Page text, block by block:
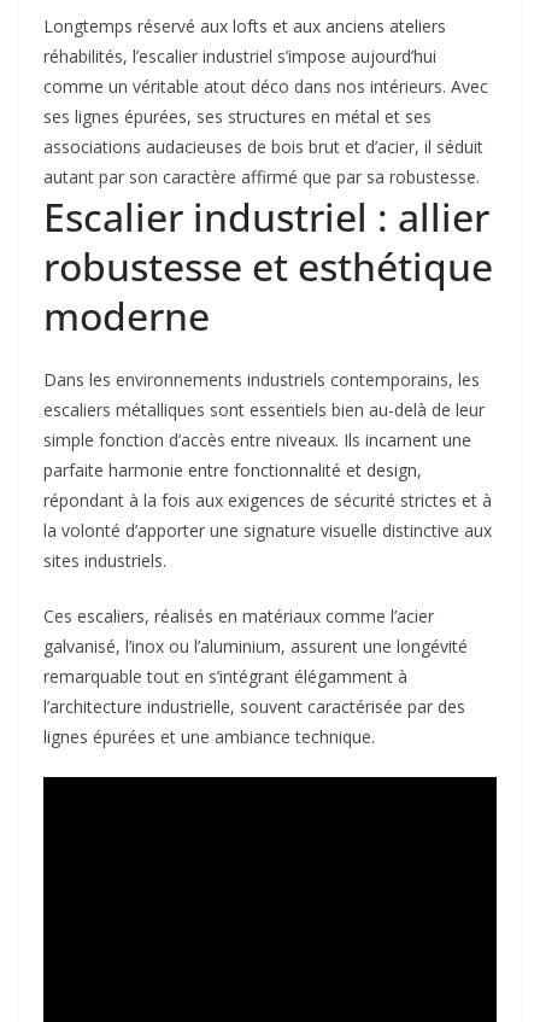
Longtemps réservé aux lofts et aux anciens ateliers
réhabilités, l’escalier industriel s’impose aujourd’hui
comme un véritable atout déco dans nos intérieurs. Avec
ses lignes épurées, ses structures en métal et ses
associations audacieuses de bois brut et d’acier, il séduit
autant par son caractère affirmé que par sa robustesse.
Escalier industriel : allier
robustesse et esthétique
moderne
Dans les environnements industriels contemporains, les
escaliers métalliques sont essentiels bien au-delà de leur
simple fonction d’accès entre niveaux. Ils incarnent une
parfaite harmonie entre fonctionnalité et design,
répondant à la fois aux exigences de sécurité strictes et à
la volonté d’apporter une signature visuelle distinctive aux
sites industriels.
Ces escaliers, réalisés en matériaux comme l’acier
galvanisé, l’inox ou l’aluminium, assurent une longévité
remarquable tout en s’intégrant élégamment à
l’architecture industrielle, souvent caractérisée par des
lignes épurées et une ambiance technique.